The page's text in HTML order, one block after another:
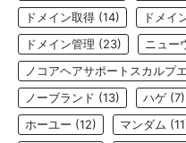
ドメイン取得 (14) ドメイ
ドメイン管理 (23) ニュー
ノコアヘアサポートスカルプ
ノーブランド (13) ハゲ (7)
ホーユー (12) マンダム